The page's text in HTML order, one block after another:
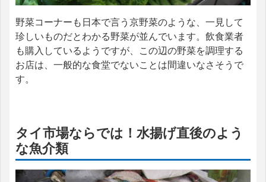
野菜コーナーも日本で言う京野菜のような、一見して
珍しいものだとわかる野菜が並んでいます。飲食業者
も購入しているようですが、この辺の野菜を調理する
お店は、一般的な食堂でないことは間違いなさそうで
す。
タイ市場ならでは！水揚げ直後のよう
な魚介類